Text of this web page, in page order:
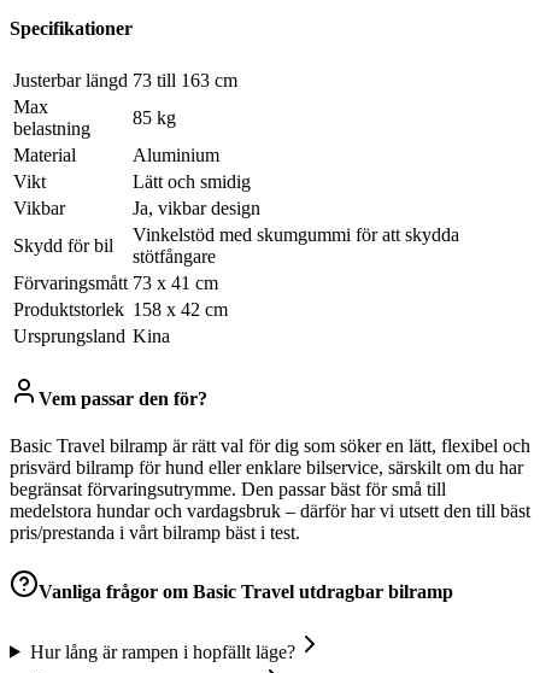
Specifikationer
Justerbar längd 73 till 163 cm
Max
belastning
85 kg
Material
Aluminium
Vikt
Lätt och smidig
Vikbar
Ja, vikbar design
Skydd för bil
Vinkelstöd med skumgummi för att skydda
stötfångare
Förvaringsmått 73 x 41 cm
Produktstorlek 158 x 42 cm
Ursprungsland Kina
Vem passar den för?
Basic Travel bilramp är rätt val för dig som söker en lätt, flexibel och
prisvärd bilramp för hund eller enklare bilservice, särskilt om du har
begränsat förvaringsutrymme. Den passar bäst för små till
medelstora hundar och vardagsbruk – därför har vi utsett den till bäst
pris/prestanda i vårt bilramp bäst i test.
Vanliga frågor om Basic Travel utdragbar bilramp
Hur lång är rampen i hopfällt läge?